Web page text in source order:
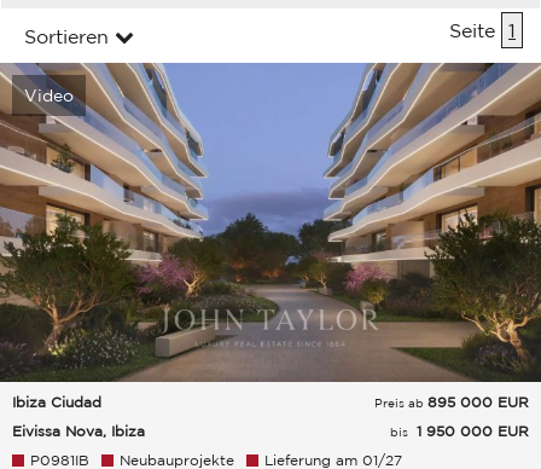
Sortieren Seite 1
Video
Ibiza Ciudad
Eivissa Nova, Ibiza
Preis ab 895 000 EUR
bis 1 950 000 EUR
P0981IB
Neubauprojekte Lieferung am 01/27